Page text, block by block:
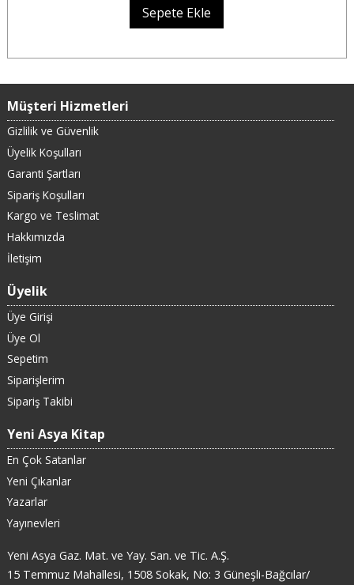
Sepete Ekle
Müşteri Hizmetleri
Gizlilik ve Güvenlik
Üyelik Koşulları
Garanti Şartları
Sipariş Koşulları
Kargo ve Teslimat
Hakkımızda
İletişim
Üyelik
Üye Girişi
Üye Ol
Sepetim
Siparişlerim
Sipariş Takibi
Yeni Asya Kitap
En Çok Satanlar
Yeni Çıkanlar
Yazarlar
Yayınevleri
Yeni Asya Gaz. Mat. ve Yay. San. ve Tic. A.Ş.
15 Temmuz Mahallesi, 1508 Sokak, No: 3 Güneşli-Bağcılar/